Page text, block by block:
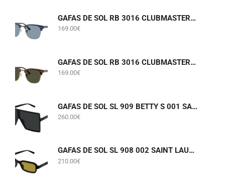
GAFAS DE SOL RB 3016 CLUBMASTER 6879/56 RAY-BAN
169.00€
GAFAS DE SOL RB 3016 CLUBMASTER W0366 RAY-BAN
169.00€
GAFAS DE SOL SL 909 BETTY S 001 SAINT LAURENT
260.00€
GAFAS DE SOL SL 908 002 SAINT LAURENT
210.00€